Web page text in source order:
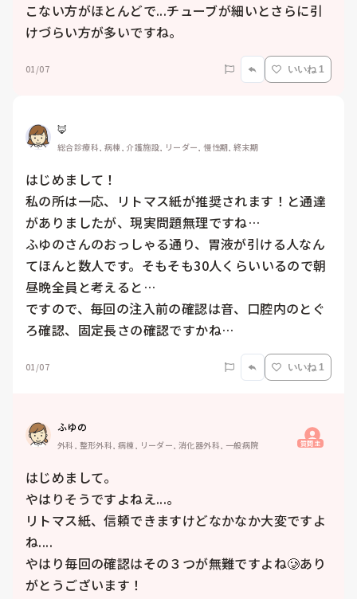
こない方がほとんどで...チューブが細いとさらに引
けづらい方が多いですね。
01/07 いいね 1
🦊
総合診療科, 病棟, 介護施設, リーダー, 慢性期, 終末期
はじめまして！
私の所は一応、リトマス紙が推奨されます！と通達
がありましたが、現実問題無理ですね…
ふゆのさんのおっしゃる通り、胃液が引ける人なん
てほんと数人です。そもそも30人くらいいるので朝
昼晩全員と考えると…
ですので、毎回の注入前の確認は音、口腔内のとぐ
ろ確認、固定長さの確認ですかね…
01/07 いいね 1
ふゆの
外科, 整形外科, 病棟, リーダー, 消化器外科, 一般病院 質問主
はじめまして。
やはりそうですよねえ...。
リトマス紙、信頼できますけどなかなか大変ですよ
ね....
やはり毎回の確認はその３つが無難ですよね🥲あり
がとうございます！